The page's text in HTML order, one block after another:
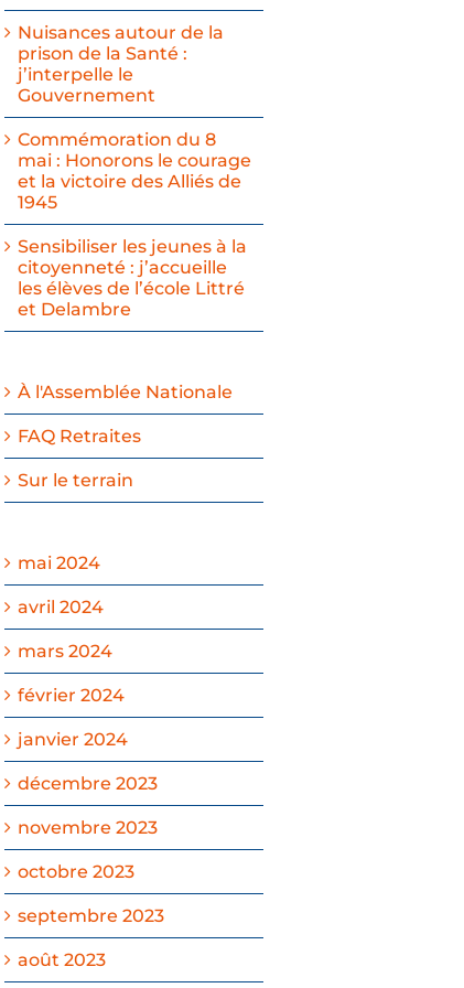
Nuisances autour de la
prison de la Santé :
j’interpelle le
Gouvernement
Commémoration du 8
mai : Honorons le courage
et la victoire des Alliés de
1945
Sensibiliser les jeunes à la
citoyenneté : j’accueille
les élèves de l’école Littré
et Delambre
À l'Assemblée Nationale
FAQ Retraites
Sur le terrain
mai 2024
avril 2024
mars 2024
février 2024
janvier 2024
décembre 2023
novembre 2023
octobre 2023
septembre 2023
août 2023